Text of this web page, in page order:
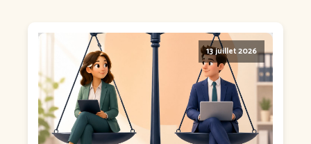
13 juillet 2026